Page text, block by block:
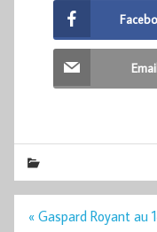
Navigation
« Gaspard Royant au